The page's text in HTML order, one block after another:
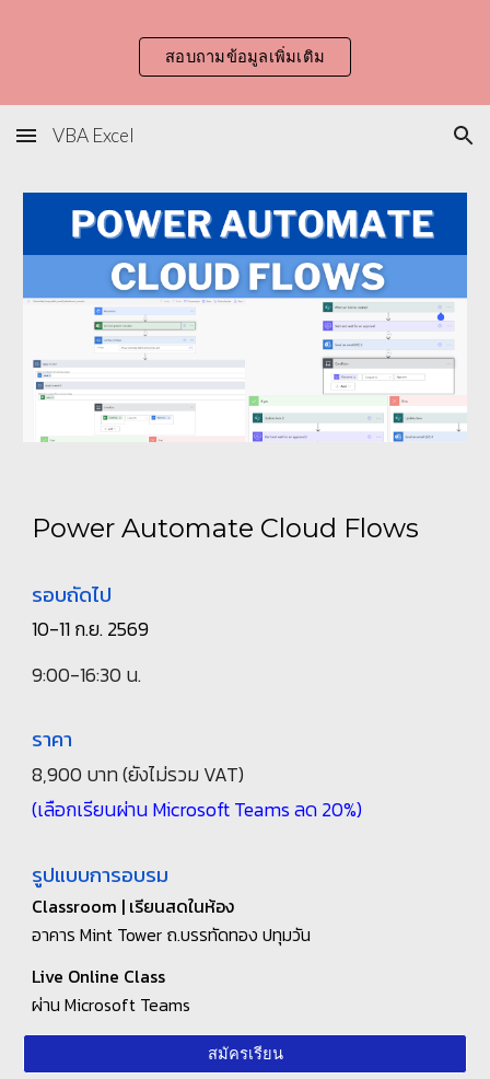
Skip to main content Skip to navigation
สอบถามข้อมูลเพิ่มเติม
VBA Excel
Power Automate Cloud Flows
รอบถัดไป
10-11 ก.ย. 2569
9:00-16:30 น.
ราคา
8,900 บาท (ยังไม่รวม VAT)
(เลือกเรียนผ่าน Microsoft Teams ลด 20%)
รูปแบบการอบรม
Classroom | เรียนสดในห้อง
อาคาร Mint Tower ถ.บรรทัดทอง ปทุมวัน
Live Online Class
ผ่าน Microsoft Teams
สมัครเรียน